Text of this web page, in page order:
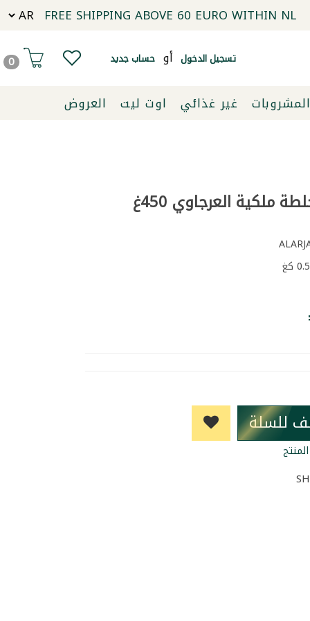
FREE SHIPPING ABOVE 60 EURO WITHIN NL
تسجيل الدخول أو حساب جديد 0
المشروبات غير غذائي اوت ليت
العروض
ملكية العرجاوي 450غ
للسلة